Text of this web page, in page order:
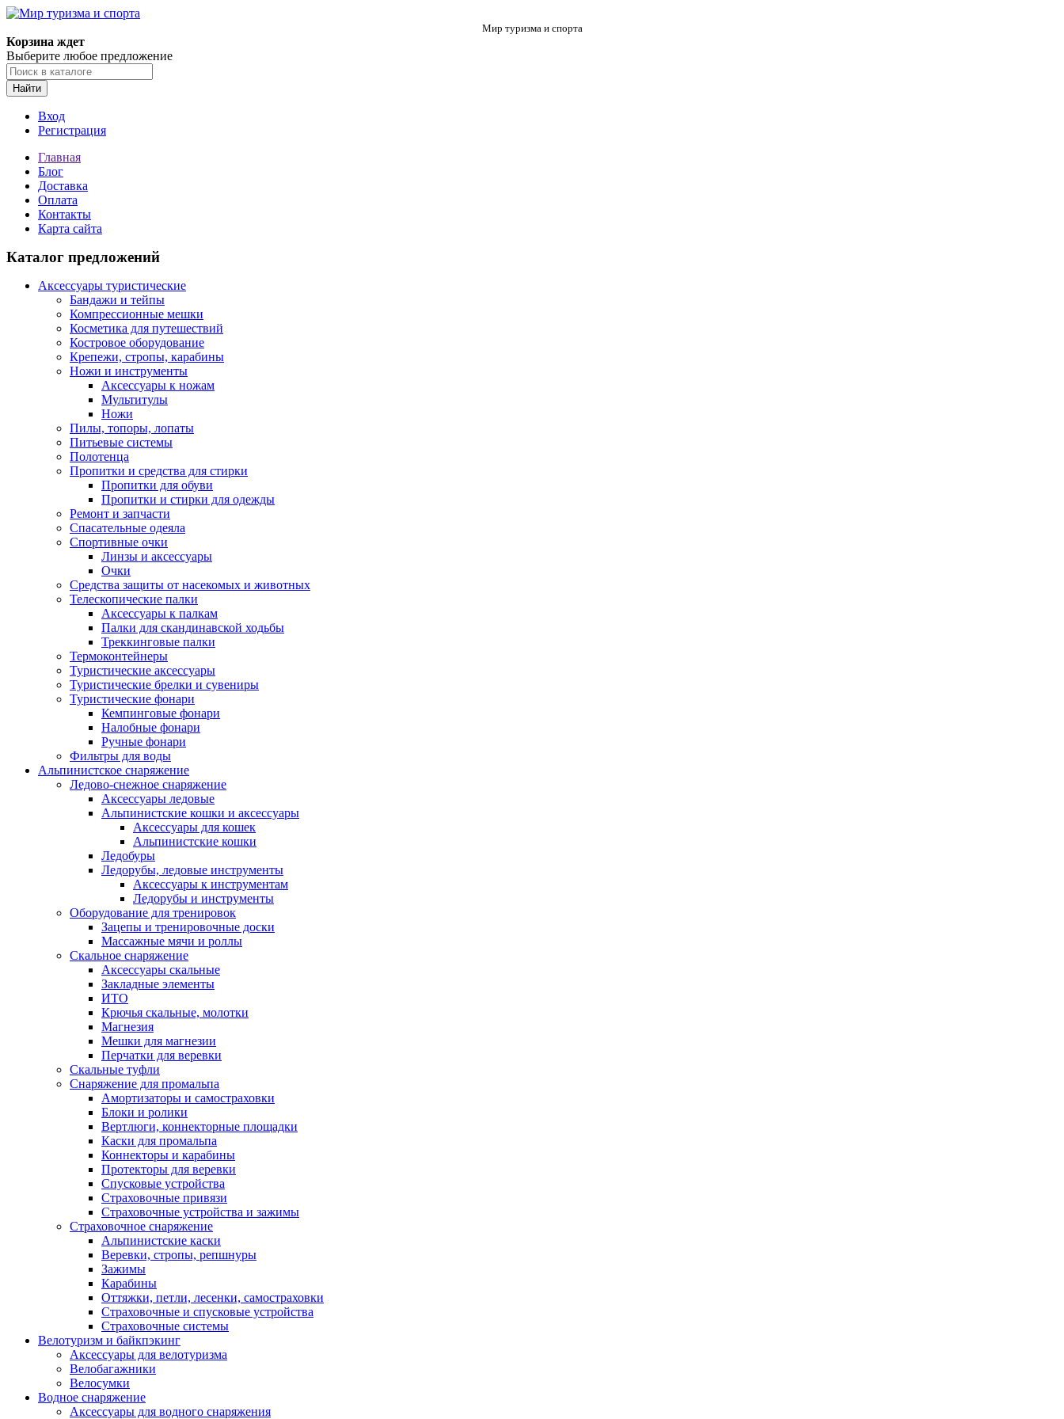
Мир туризма и спорта
Корзина ждет
Выберите любое предложение
Найти
Вход
Регистрация
Главная
Блог
Доставка
Оплата
Контакты
Карта сайта
Каталог предложений
Аксессуары туристические
Бандажи и тейпы
Компрессионные мешки
Косметика для путешествий
Костровое оборудование
Крепежи, стропы, карабины
Ножи и инструменты
Аксессуары к ножам
Мультитулы
Ножи
Пилы, топоры, лопаты
Питьевые системы
Полотенца
Пропитки и средства для стирки
Пропитки для обуви
Пропитки и стирки для одежды
Ремонт и запчасти
Спасательные одеяла
Спортивные очки
Линзы и аксессуары
Очки
Средства защиты от насекомых и животных
Телескопические палки
Аксессуары к палкам
Палки для скандинавской ходьбы
Треккинговые палки
Термоконтейнеры
Туристические аксессуары
Туристические брелки и сувениры
Туристические фонари
Кемпинговые фонари
Налобные фонари
Ручные фонари
Фильтры для воды
Альпинистское снаряжение
Ледово-снежное снаряжение
Аксессуары ледовые
Альпинистские кошки и аксессуары
Аксессуары для кошек
Альпинистские кошки
Ледобуры
Ледорубы, ледовые инструменты
Аксессуары к инструментам
Ледорубы и инструменты
Оборудование для тренировок
Зацепы и тренировочные доски
Массажные мячи и роллы
Скальное снаряжение
Аксессуары скальные
Закладные элементы
ИТО
Крючья скальные, молотки
Магнезия
Мешки для магнезии
Перчатки для веревки
Скальные туфли
Снаряжение для промальпа
Амортизаторы и самостраховки
Блоки и ролики
Вертлюги, коннекторные площадки
Каски для промальпа
Коннекторы и карабины
Протекторы для веревки
Спусковые устройства
Страховочные привязи
Страховочные устройства и зажимы
Страховочное снаряжение
Альпинистские каски
Веревки, стропы, репшнуры
Зажимы
Карабины
Оттяжки, петли, лесенки, самостраховки
Страховочные и спусковые устройства
Страховочные системы
Велотуризм и байкпэкинг
Аксессуары для велотуризма
Велобагажники
Велосумки
Водное снаряжение
Аксессуары для водного снаряжения